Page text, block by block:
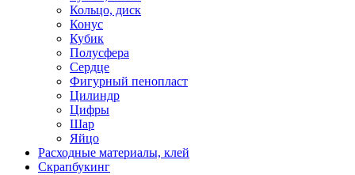
Кольцо, диск
Конус
Кубик
Полусфера
Сердце
Фигурный пенопласт
Цилиндр
Цифры
Шар
Яйцо
Расходные материалы, клей
Скрапбукинг